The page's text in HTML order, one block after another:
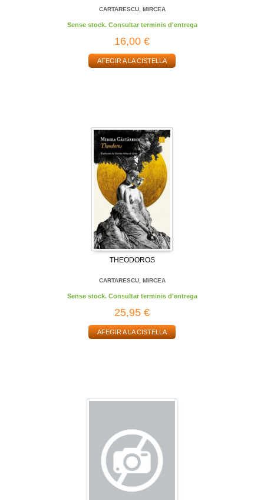
CARTARESCU, MIRCEA
Sense stock. Consultar terminis d'entrega
16,00 €
AFEGIR A LA CISTELLA
THEODOROS
CARTARESCU, MIRCEA
Sense stock. Consultar terminis d'entrega
25,95 €
AFEGIR A LA CISTELLA